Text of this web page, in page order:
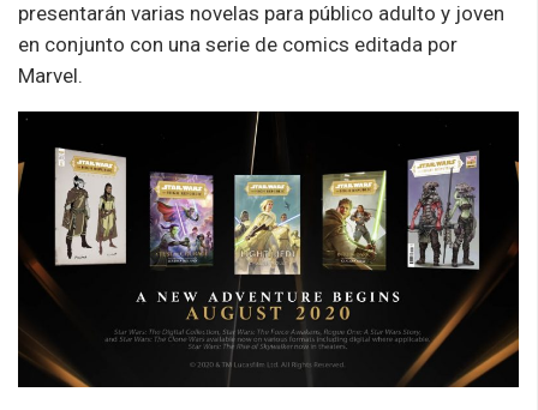
presentarán varias novelas para público adulto y joven
en conjunto con una serie de comics editada por
Marvel.